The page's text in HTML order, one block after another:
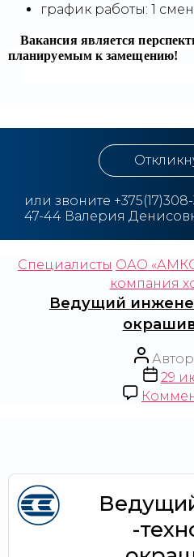
график работы: 1
Вакансия является
планируемым к замещению!
или звоните +3
47-44 Валерия
Специалисты ОАО
компания
Ведущий
29
-